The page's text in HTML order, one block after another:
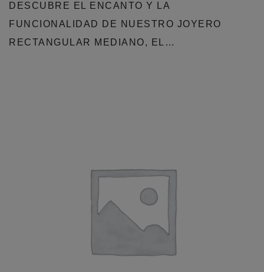
DESCUBRE EL ENCANTO Y LA
FUNCIONALIDAD DE NUESTRO JOYERO
RECTANGULAR MEDIANO, EL…